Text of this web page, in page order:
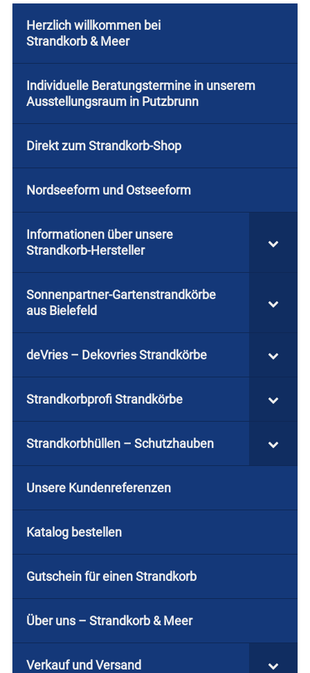
Herzlich willkommen bei
Strandkorb & Meer
Individuelle Beratungstermine in unserem
Ausstellungsraum in Putzbrunn
Direkt zum Strandkorb-Shop
Nordseeform und Ostseeform
Informationen über unsere
Strandkorb-Hersteller
Sonnenpartner-Gartenstrandkörbe
aus Bielefeld
deVries – Dekovries Strandkörbe
Strandkorbprofi Strandkörbe
Strandkorbhüllen – Schutzhauben
Unsere Kundenreferenzen
Katalog bestellen
Gutschein für einen Strandkorb
Über uns – Strandkorb & Meer
Verkauf und Versand